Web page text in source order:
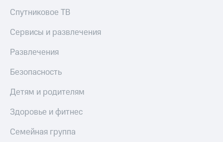
Спутниковое ТВ
Сервисы и развлечения
Развлечения
Безопасность
Детям и родителям
Здоровье и фитнес
Семейная группа